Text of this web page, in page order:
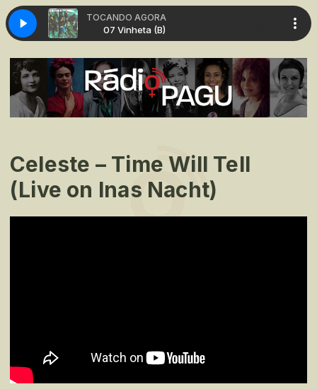
TOCANDO AGORA
(B) 07 Vinheta (B)
Celeste – Time Will Tell
(Live on Inas Nacht)